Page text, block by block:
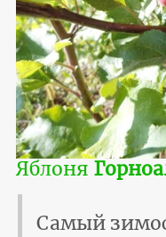
Яблоня
Самый